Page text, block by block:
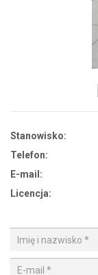
Stanowisko:
Telefon:
E-mail:
Licencja: